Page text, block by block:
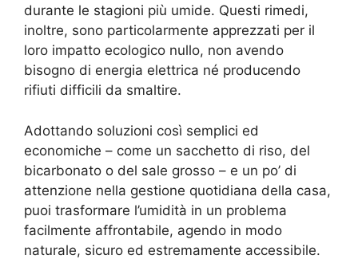
durante le stagioni più umide. Questi rimedi,
inoltre, sono particolarmente apprezzati per il
loro impatto ecologico nullo, non avendo
bisogno di energia elettrica né producendo
rifiuti difficili da smaltire.
Adottando soluzioni così semplici ed
economiche – come un sacchetto di riso, del
bicarbonato o del sale grosso – e un po’ di
attenzione nella gestione quotidiana della casa,
puoi trasformare l’umidità in un problema
facilmente affrontabile, agendo in modo
naturale, sicuro ed estremamente accessibile.